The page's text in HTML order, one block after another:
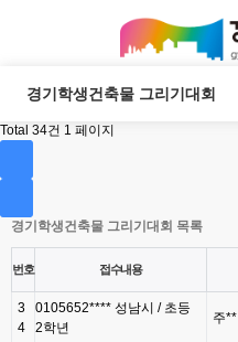
경기학생건축물 그리기대회
Total 34건 1 페이지
경기학생건축물 그리기대회 목록
번호 접수내용
3
4
0105652**** 성남시 / 초등
2학년
주**